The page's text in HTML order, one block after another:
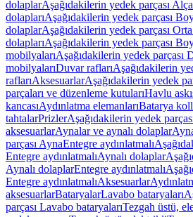
dolaplarAşağıdakilerin yedek parçası
dolaplarıAşağıdakilerin yedek parçası
dolaplarAşağıdakilerin yedek parçası
dolaplarıAşağıdakilerin yedek parçası
mobilyalarıAşağıdakilerin yedek parçası
mobilyalarıDuvar raflarıAşağıdakilerin
raflarıAksesuarlarAşağıdakilerin yedek
parçaları ve düzenleme kutularıHavlu
kancasıAydınlatma elemanlarıBatarya
tahtalarPrizlerAşağıdakilerin yedek
aksesuarlarAynalar ve aynalı dolaplar
parçası AynaEntegre aydınlatmalı
Entegre aydınlatmalıAynalı dolaplar
Aynalı dolaplarEntegre aydınlatmalı
Entegre aydınlatmalıAksesuarlar
aksesuarlarBataryalarLavabo bataryaları
parçası Lavabo bataryalarıTezgah üstü,